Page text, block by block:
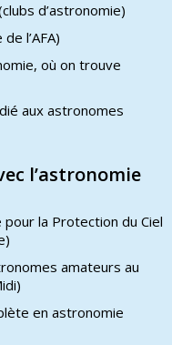
d’astronomie)
l’AFA)
où on trouve
aux astronomes
l’astronomie
pour la Protection du Ciel
amateurs au
en astronomie